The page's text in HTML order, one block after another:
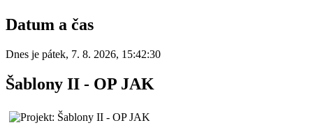
Datum a čas
Dnes je pátek, 7. 8. 2026, 15:42:30
Šablony II - OP JAK